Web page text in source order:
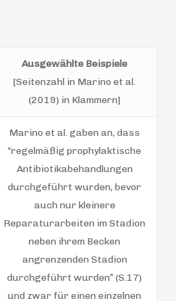
Ausgewählte Beispiele
[Seitenzahl in Marino et al.
(2019) in Klammern]
Marino et al. gaben an, dass
“regelmäßig prophylaktische
Antibiotikabehandlungen
durchgeführt wurden, bevor
auch nur kleinere
Reparaturarbeiten im Stadion
neben ihrem Becken
angrenzenden Stadion
durchgeführt wurden” (S.17)
und zwar für einen einzelnen